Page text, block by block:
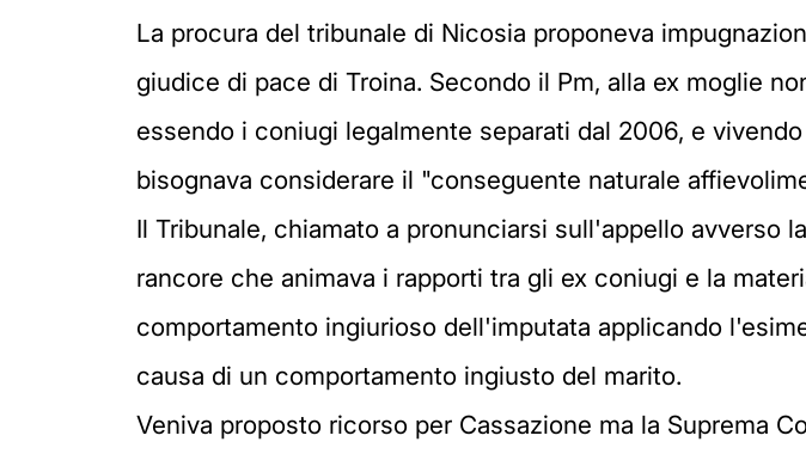
La procura del tribunale di Nicosia proponeva
giudice di pace di Troina. Secondo il Pm, alla ex moglie
essendo i coniugi legalmente separati dal 2006, e
bisognava considerare il "conseguente naturale
Il Tribunale, chiamato a pronunciarsi sull'appello avverso
rancore che animava i rapporti tra gli ex coniugi e la
comportamento ingiurioso dell'imputata applicando
causa di un comportamento ingiusto del marito.
Veniva proposto ricorso per Cassazione ma la Suprema